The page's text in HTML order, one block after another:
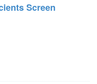
Screen